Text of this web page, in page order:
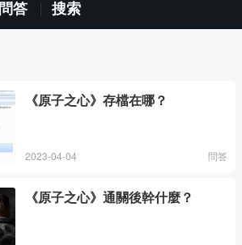
問答 搜索
《原子之心》存檔在哪？
2023-04-04 問答
《原子之心》通關後幹什麼？